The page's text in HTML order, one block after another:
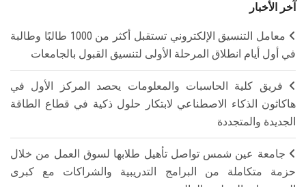
آخر الأخبار
معامل التنسيق الإلكتروني تستقبل أكثر من 1000 طالبًا وطالبة
في أول أيام انطلاق المرحلة الأولى لتنسيق القبول بالجامعات
فريق كلية الحاسبات والمعلومات يحصد المركز الأول في
هاكاثون الذكاء الاصطناعي لابتكار حلول ذكية في قطاع الطاقة
الجديدة والمتجددة
جامعة عين شمس تواصل تأهيل طلابها لسوق العمل من خلال
حزمة متكاملة من البرامج التدريبية والشراكات مع كبرى